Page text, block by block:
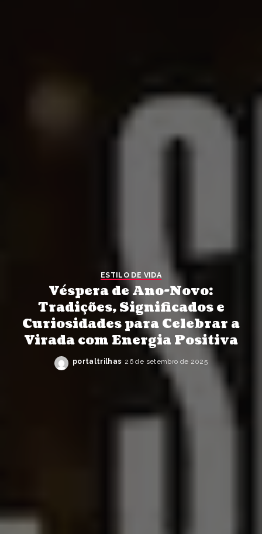
ESTILO DE VIDA
Véspera de Ano-Novo:
Tradições, Significados e
Curiosidades para Celebrar a
Virada com Energia Positiva
Posted
portaltrilhas 26 de setembro de 2025